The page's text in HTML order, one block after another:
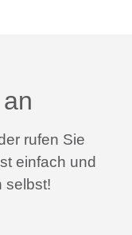
rufen Sie
einfach und
selbst!